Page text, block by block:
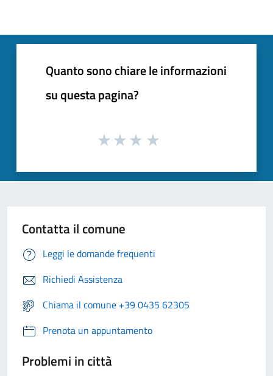
Quanto sono chiare le informazioni
su questa pagina?
Contatta il comune
Leggi le domande frequenti
Richiedi Assistenza
Chiama il comune +39 0435 62305
Prenota un appuntamento
Problemi in città